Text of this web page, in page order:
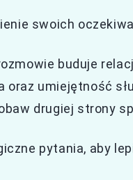
swoich
buduje
oraz umiejętność
drugiej strony
pytania, aby